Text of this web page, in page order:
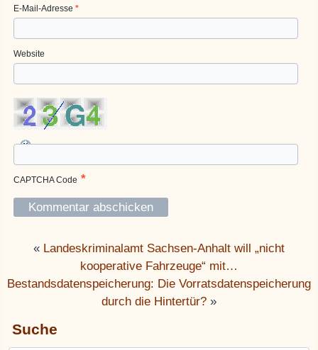
E-Mail-Adresse*
Website
CAPTCHA Code *
« Landeskriminalamt Sachsen-Anhalt will „nicht
kooperative Fahrzeuge“ mit…
Bestandsdatenspeicherung: Die Vorratsdatenspeicherung
durch die Hintertür? »
Suche